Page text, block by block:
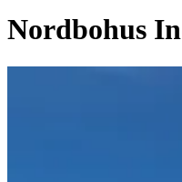
Nordbohus